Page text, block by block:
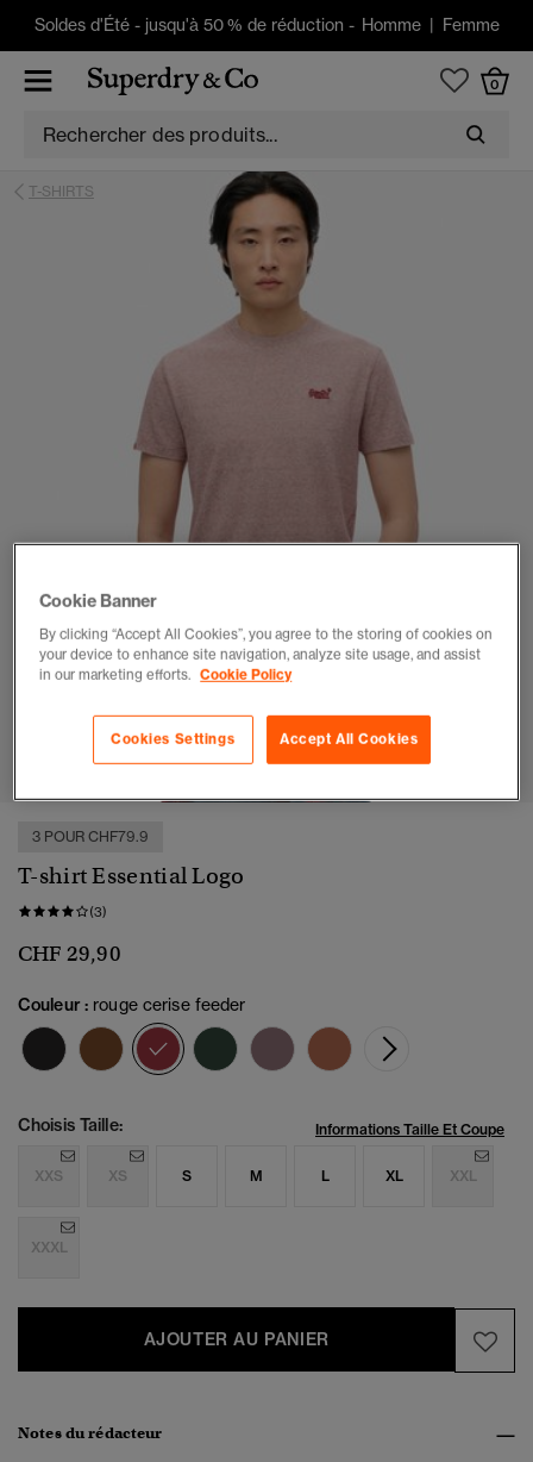
Soldes d'Été -jusqu'à 50 % de réduction - Homme| Femme
0
T-SHIRTS
1 2 4 5 6
3 POUR CHF79.9
T-shirt Essential Logo
(3)
CHF 29,90
Couleur : rouge cerise feeder
sélectionné
Choisis Taille: Informations Taille Et Coupe
XXS XS S M L XL XXL
XXXL
AJOUTER AU PANIER
Notes du rédacteur
Cookie Banner
By clicking “Accept All Cookies”, you agree to the storing of cookies on
your device to enhance site navigation, analyze site usage, and assist
in our marketing efforts. Cookie Policy
Accept All Cookies
Cookies Settings